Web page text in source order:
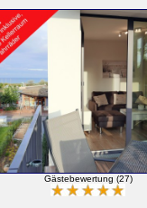
Gästebewertung (27)